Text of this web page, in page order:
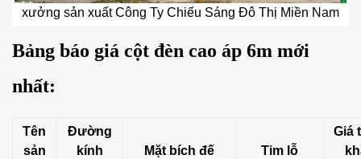
xưởng sản xuất Công Ty Chiếu Sáng Đô Thị Miền Nam
Bảng báo giá cột đèn cao áp 6m mới
nhất:
Tên
sản
Đường
kính
Mặt bích đế Tim lỗ
Giá